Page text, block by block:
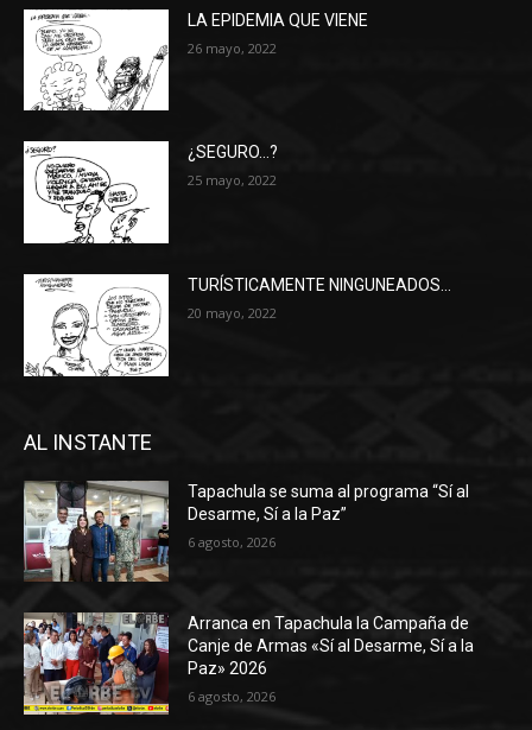
LA EPIDEMIA QUE VIENE
26 mayo, 2022
¿SEGURO…?
25 mayo, 2022
TURÍSTICAMENTE NINGUNEADOS…
20 mayo, 2022
AL INSTANTE
Tapachula se suma al programa “Sí al
Desarme, Sí a la Paz”
6 agosto, 2026
Arranca en Tapachula la Campaña de
Canje de Armas «Sí al Desarme, Sí a la
Paz» 2026
6 agosto, 2026